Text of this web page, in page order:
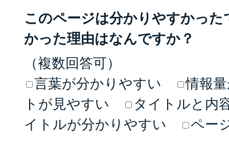
このページは分かりやすかっ
かった理由はなんですか？
（複数回答可）
言葉が分かりやすい
情報
トが見やすい
タイトルと内
イトルが分かりやすい
ペー